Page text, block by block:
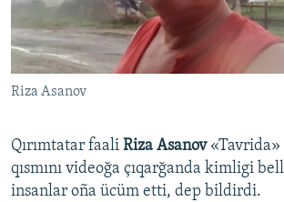
Українською
QOŞULIÑIZ!
RFE/RS bütün saytları
Riza Asanov
Qırımtatar faali Riza Asanov
qısmını videoğa çıqarğanda kimligi
insanlar oña ücüm etti, dep bildirdi.